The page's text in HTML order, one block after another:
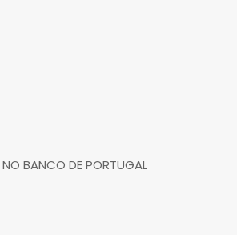
BANCO DE PORTUGAL